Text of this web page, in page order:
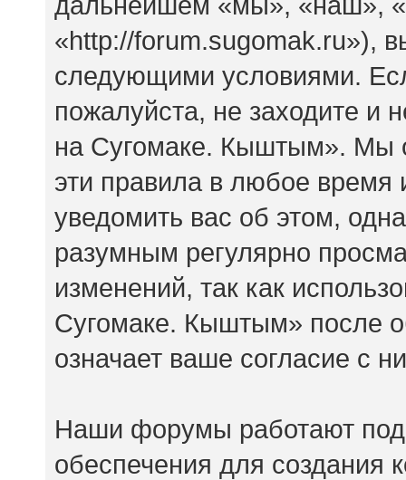
«http://forum.sugomak.ru»),
следующими условиями.
пожалуйста, не заходите
на Сугомаке. Кыштым». Мы
эти правила в любое
уведомить вас об этом,
разумным регулярно
изменений, так как
Сугомаке. Кыштым» после
означает ваше согласие с
Наши форумы работают
обеспечения для